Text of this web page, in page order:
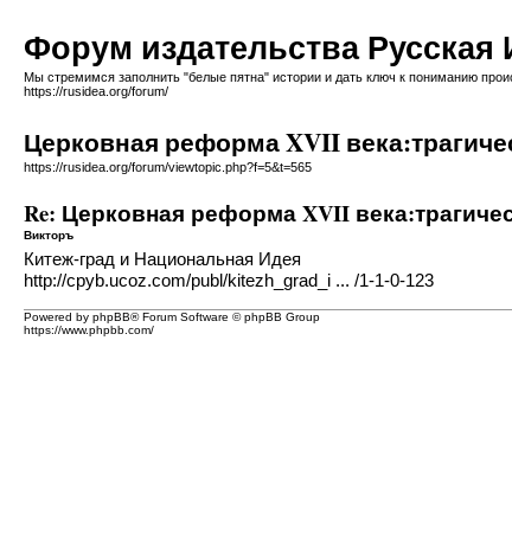
Форум издательства Русская
Мы стремимся заполнить "белые пятна" истории и дать ключ к пониманию
https://rusidea.org/forum/
Церковная реформа XVII
https://rusidea.org/forum/viewtopic.php?f=5&t=565
Re: Церковная реформа XVII
Викторъ
Китеж-град и Национальная Идея
http://cpyb.ucoz.com/publ/kitezh_grad_i ... /1-1-0-123
Powered by phpBB® Forum Software © phpBB Group
https://www.phpbb.com/